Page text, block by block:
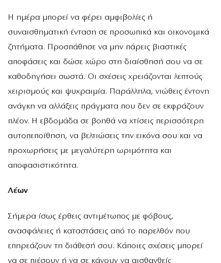
Η ημέρα μπορεί να φέρει αμφιβολίες ή
συναισθηματική ένταση σε προσωπικά και οικονομικά
ζητήματα. Προσπάθησε να μην πάρεις βιαστικές
αποφάσεις και δώσε χώρο στη διαίσθησή σου να σε
καθοδηγήσει σωστά. Οι σχέσεις χρειάζονται λεπτούς
χειρισμούς και ψυχραιμία. Παράλληλα, νιώθεις έντονη
ανάγκη να αλλάξεις πράγματα που δεν σε εκφράζουν
πλέον. Η εβδομάδα σε βοηθά να χτίσεις περισσότερη
αυτοπεποίθηση, να βελτιώσεις την εικόνα σου και να
προχωρήσεις με μεγαλύτερη ωριμότητα και
αποφασιστικότητα.
Λέων
Σήμερα ίσως έρθεις αντιμέτωπος με φόβους,
ανασφάλειες ή καταστάσεις από το παρελθόν που
επηρεάζουν τη διάθεσή σου. Κάποιες σχέσεις μπορεί
να σε πιέσουν ή να σε κάνουν να αισθανθείς